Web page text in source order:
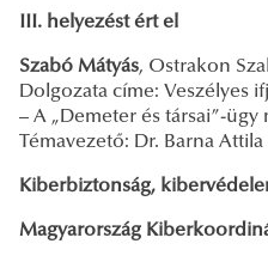
III. helyezést ért el
Szabó Mátyás, Ostrakon
Dolgozata címe: Veszélyes
– A „Demeter és társai”-ügy
Témavezető: Dr. Barna
Kiberbiztonság,
Magyarország